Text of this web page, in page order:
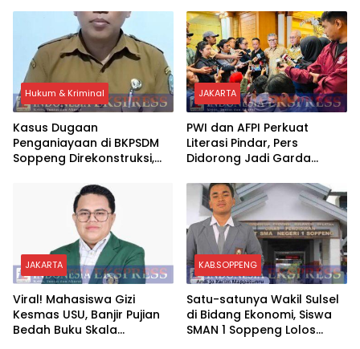
Hukum & Kriminal
Kasus Dugaan
Penganiayaan di BKPSDM
Soppeng Direkonstruksi,
Hukum Terus Berjalan
JAKARTA
PWI dan AFPI Perkuat
Literasi Pindar, Pers
Didorong Jadi Garda
Lawan Pinjol Ilegal
JAKARTA
Viral! Mahasiswa Gizi
Kesmas USU, Banjir Pujian
Bedah Buku Skala
KAB.SOPPENG
Satu-satunya Wakil Sulsel
di Bidang Ekonomi, Siswa
SMAN 1 Soppeng Lolos